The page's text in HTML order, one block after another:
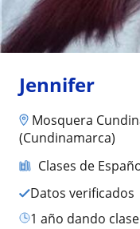
Jennifer
Mosquera
(Cundinamarca)
Clases de
Datos verificados
1 año dando clase